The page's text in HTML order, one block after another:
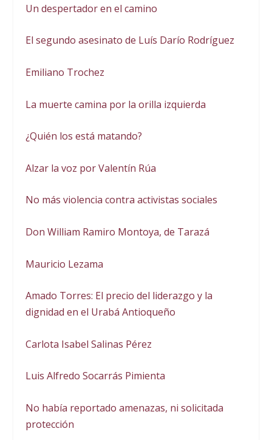
Un despertador en el camino
El segundo asesinato de Luís Darío Rodríguez
Emiliano Trochez
La muerte camina por la orilla izquierda
¿Quién los está matando?
Alzar la voz por Valentín Rúa
No más violencia contra activistas sociales
Don William Ramiro Montoya, de Tarazá
Mauricio Lezama
Amado Torres: El precio del liderazgo y la
dignidad en el Urabá Antioqueño
Carlota Isabel Salinas Pérez
Luis Alfredo Socarrás Pimienta
No había reportado amenazas, ni solicitada
protección